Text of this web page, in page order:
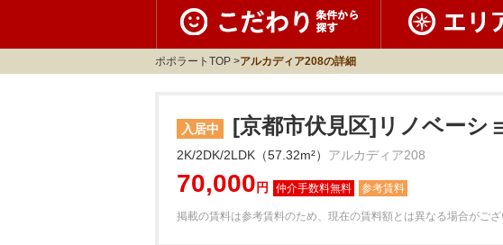
ポポラートTOP アルカディア208の詳細
入居中 [京都市伏見区]リノベーシ
2K/2DK/2LDK（57.32m²） アルカディア208
70,000 円 参考賃料
掲載の賃料は参考賃料のため、現在の賃料額とは異なる場合がござ